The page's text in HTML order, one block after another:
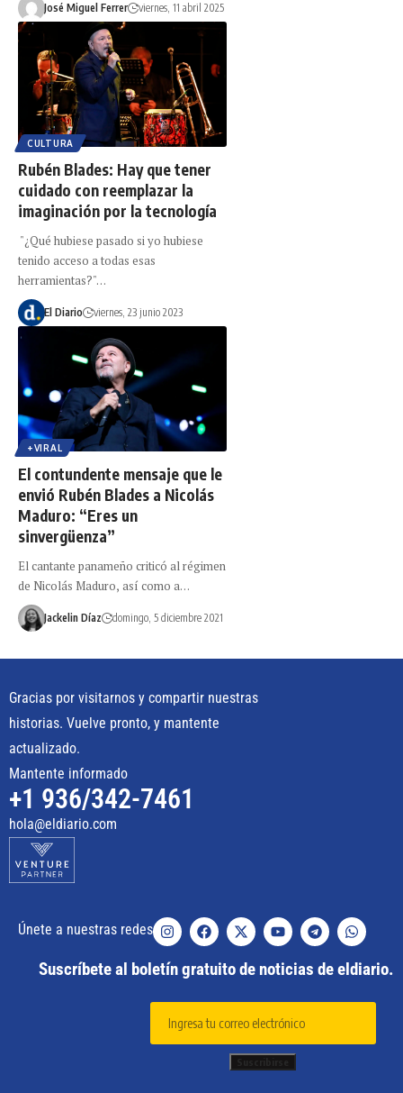
José Miguel Ferrer viernes, 11 abril 2025
CULTURA
Rubén Blades: Hay que tener
cuidado con reemplazar la
imaginación por la tecnología
"¿Qué hubiese pasado si yo hubiese
tenido acceso a todas esas
herramientas?"…
El Diario viernes, 23 junio 2023
+VIRAL
El contundente mensaje que le
envió Rubén Blades a Nicolás
Maduro: “Eres un
sinvergüenza”
El cantante panameño criticó al régimen
de Nicolás Maduro, así como a…
Jackelin Díaz domingo, 5 diciembre 2021
Gracias por visitarnos y compartir nuestras
historias. Vuelve pronto, y mantente
actualizado.
Mantente informado
+1 936/342-7461
hola@eldiario.com
Únete a nuestras redes
Suscríbete al boletín gratuito de noticias de eldiario.